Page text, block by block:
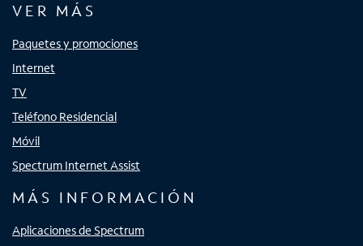
VER MÁS
Paquetes y promociones
Internet
TV
Teléfono Residencial
Móvil
Spectrum Internet Assist
MÁS INFORMACIÓN
Aplicaciones de Spectrum